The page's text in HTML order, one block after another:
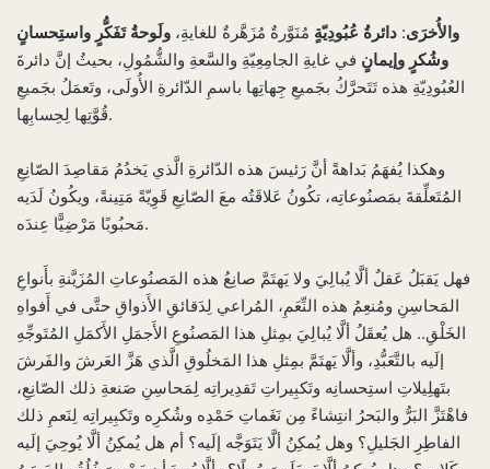
والأُخرَى: دائرةُ عُبُودِيّةٍ مُنَوَّرةٌ مُزَهَّرةٌ للغايةِ، ولَوحةُ تَفَكُّرٍ واستِحسانٍ
وشُكرٍ وإيمانٍ في غايةِ الجامِعِيّةِ والسَّعةِ والشُّمُولِ، بحيثُ إنَّ دائرةَ
العُبُودِيّةِ هذه تَتَحرَّكُ بجَميعِ جِهاتِها باسمِ الدّائرةِ الأُولَى، وتَعمَلُ بجَميعِ
قُوَّتِها لِحِسابِها.
وهكذا يُفهَمُ بَداهةً أنَّ رَئيسَ هذه الدّائرةِ الَّذي يَخدُمُ مَقاصِدَ الصّانِعِ
المُتَعلِّقةَ بمَصنُوعاتِه، تكُونُ عَلاقَتُه معَ الصّانِعِ قَوِيّةً مَتِينةً، ويكُونُ لَدَيه
مَحبُوبًا مَرْضِيًّا عِندَه.
فهل يَقبَلُ عَقلٌ ألَّا يُبالِيَ ولا يَهتَمَّ صانِعُ هذه المَصنُوعاتِ المُزَيَّنةِ بأَنواعِ
المَحاسِنِ ومُنعِمُ هذه النِّعَمِ، المُراعي لِدَقائقِ الأَذواقِ حتَّى في أَفواهِ
الخَلْقِ.. هل يُعقَلُ ألَّا يُبالِيَ بمِثلِ هذا المَصنُوعِ الأَجمَلِ الأَكمَلِ المُتَوجِّهِ
إلَيه بالتَّعَبُّدِ، وألَّا يَهتَمَّ بمِثلِ هذا المَخلُوقِ الَّذي هَزَّ العَرشَ والفَرشَ
بتَهلِيلاتِ استِحسانِه وتَكبِيراتِ تَقدِيراتِه لِمَحاسِنِ صَنعةِ ذلك الصّانِعِ،
فاهْتَزَّ البَرُّ والبَحرُ انتِشاءً مِن نَغَماتِ حَمْدِه وشُكرِه وتَكبِيراتِه لِنَعمِ ذلك
الفاطِرِ الجَليلِ؟ وهل يُمكِنُ ألَّا يَتَوَجَّه إلَيه؟ أم هل يُمكِنُ ألَّا يُوحِيَ إلَيه